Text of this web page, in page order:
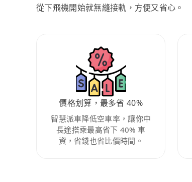
從下飛機開始就無縫接軌，方便又省心。
價格划算，最多省 40%
智慧派車降低空車率，讓你中
長途搭乘最高省下 40% 車
資，省錢也省比價時間。